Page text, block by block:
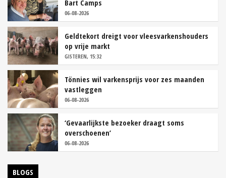
Bart Camps
06-08-2026
Geldtekort dreigt voor vleesvarkenshouders
op vrije markt
GISTEREN, 15:32
Tönnies wil varkensprijs voor zes maanden
vastleggen
06-08-2026
‘Gevaarlijkste bezoeker draagt soms
overschoenen’
06-08-2026
BLOGS